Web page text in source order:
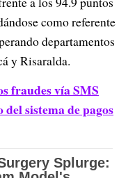
como referente
departamentos
y Risaralda.
fraudes vía SMS
sistema de pagos